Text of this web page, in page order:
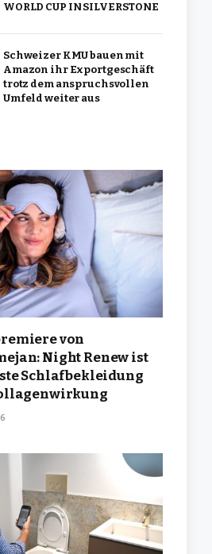
WORLD CUP IN SILVERSTONE
Schweizer KMU bauen mit
Amazon ihr Exportgeschäft
trotz dem anspruchsvollen
Umfeld weiter aus
von
Night Renew ist
Schlafbekleidung